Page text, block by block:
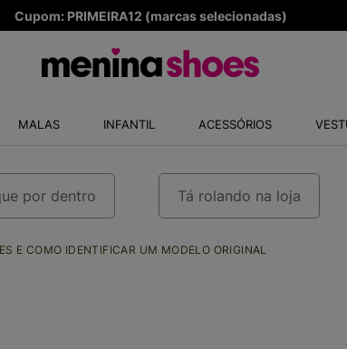
Produtos Originais
MALAS INFANTIL ACESSÓRIOS
por dentro Tá rolando na loja
E COMO IDENTIFICAR UM MODELO ORIGINAL
1
TÊNIS
3
TÊNIS